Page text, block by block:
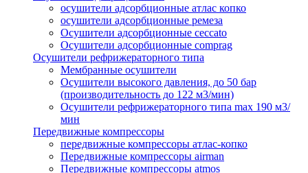
осушители адсорбционные атлас копко
осушители адсорбционные ремеза
Осушители адсорбционные ceccato
Осушители адсорбционные comprag
Осушители рефрижераторного типа
Мембранные осушители
Осушители высокого давления, до 50 бар
(производительность до 122 м3/мин)
Осушители рефрижераторного типа max 190 м3/
мин
Передвижные компрессоры
передвижные компрессоры атлас-копко
Передвижные компрессоры airman
Передвижные компрессоры atmos